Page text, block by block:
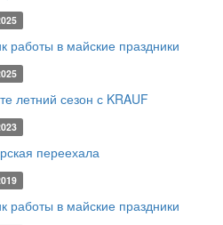
работы в майские праздники
летний сезон с KRAUF
переехала
работы в майские праздники